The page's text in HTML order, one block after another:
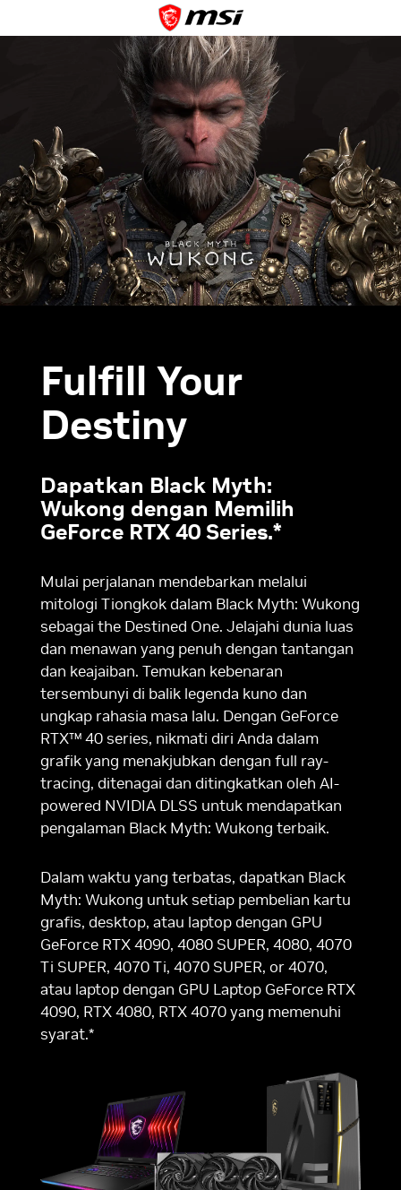
Fulfill Your
Destiny
Dapatkan Black Myth:
Wukong dengan Memilih
GeForce RTX 40 Series.*
Mulai perjalanan mendebarkan melalui
mitologi Tiongkok dalam Black Myth: Wukong
sebagai the Destined One. Jelajahi dunia luas
dan menawan yang penuh dengan tantangan
dan keajaiban. Temukan kebenaran
tersembunyi di balik legenda kuno dan
ungkap rahasia masa lalu. Dengan GeForce
RTX™ 40 series, nikmati diri Anda dalam
grafik yang menakjubkan dengan full ray-
tracing, ditenagai dan ditingkatkan oleh AI-
powered NVIDIA DLSS untuk mendapatkan
pengalaman Black Myth: Wukong terbaik.
Dalam waktu yang terbatas, dapatkan Black
Myth: Wukong untuk setiap pembelian kartu
grafis, desktop, atau laptop dengan GPU
GeForce RTX 4090, 4080 SUPER, 4080, 4070
Ti SUPER, 4070 Ti, 4070 SUPER, or 4070,
atau laptop dengan GPU Laptop GeForce RTX
4090, RTX 4080, RTX 4070 yang memenuhi
syarat.*